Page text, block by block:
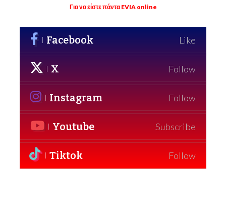
Για να είστε πάντα EVIA online
Facebook Like
X Follow
Instagram Follow
Youtube Subscribe
Tiktok Follow